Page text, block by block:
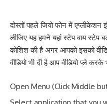
दोस्तों पहले जियो फोन में
लीजिए यह हमने यहां स्टेप बाय स्टेप
कोशिश की है अगर आपको इसको
वीडियो भी दी है आप वीडियो प्ले
Open Menu (Click Middle